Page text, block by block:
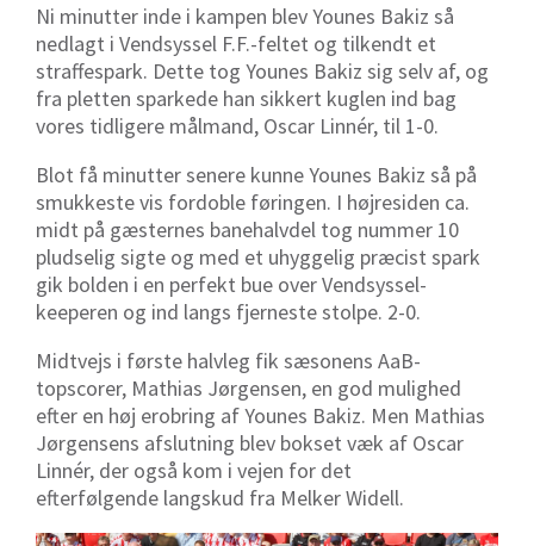
Ni minutter inde i kampen blev Younes Bakiz så
nedlagt i Vendsyssel F.F.-feltet og tilkendt et
straffespark. Dette tog Younes Bakiz sig selv af, og
fra pletten sparkede han sikkert kuglen ind bag
vores tidligere målmand, Oscar Linnér, til 1-0.
Blot få minutter senere kunne Younes Bakiz så på
smukkeste vis fordoble føringen. I højresiden ca.
midt på gæsternes banehalvdel tog nummer 10
pludselig sigte og med et uhyggelig præcist spark
gik bolden i en perfekt bue over Vendsyssel-
keeperen og ind langs fjerneste stolpe. 2-0.
Midtvejs i første halvleg fik sæsonens AaB-
topscorer, Mathias Jørgensen, en god mulighed
efter en høj erobring af Younes Bakiz. Men Mathias
Jørgensens afslutning blev bokset væk af Oscar
Linnér, der også kom i vejen for det
efterfølgende langskud fra Melker Widell.